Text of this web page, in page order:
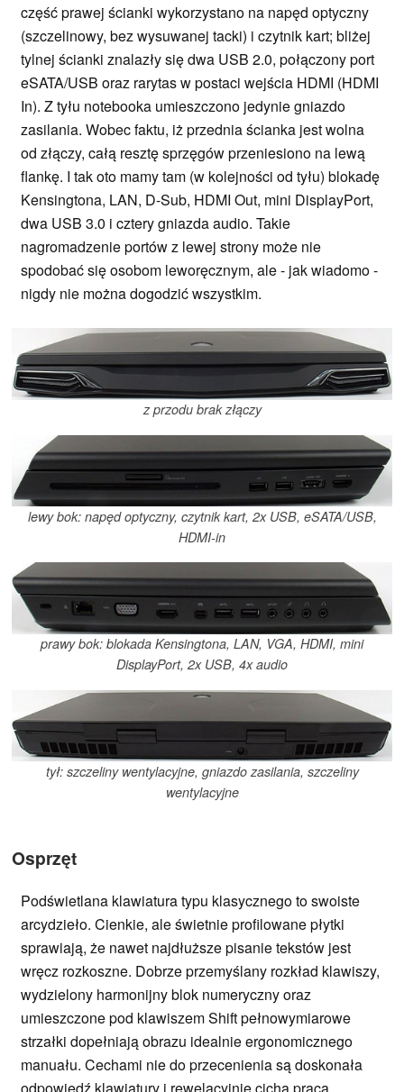
część prawej ścianki wykorzystano na napęd optyczny
(szczelinowy, bez wysuwanej tacki) i czytnik kart; bliżej
tylnej ścianki znalazły się dwa USB 2.0, połączony port
eSATA/USB oraz rarytas w postaci wejścia HDMI (HDMI
In). Z tyłu notebooka umieszczono jedynie gniazdo
zasilania. Wobec faktu, iż przednia ścianka jest wolna
od złączy, całą resztę sprzęgów przeniesiono na lewą
flankę. I tak oto mamy tam (w kolejności od tyłu) blokadę
Kensingtona, LAN, D-Sub, HDMI Out, mini DisplayPort,
dwa USB 3.0 i cztery gniazda audio. Takie
nagromadzenie portów z lewej strony może nie
spodobać się osobom leworęcznym, ale - jak wiadomo -
nigdy nie można dogodzić wszystkim.
z przodu brak złączy
lewy bok: napęd optyczny, czytnik kart, 2x USB, eSATA/USB,
HDMI-in
prawy bok: blokada Kensingtona, LAN, VGA, HDMI, mini
DisplayPort, 2x USB, 4x audio
tył: szczeliny wentylacyjne, gniazdo zasilania, szczeliny
wentylacyjne
Osprzęt
Podświetlana klawiatura typu klasycznego to swoiste
arcydzieło. Cienkie, ale świetnie profilowane płytki
sprawiają, że nawet najdłuższe pisanie tekstów jest
wręcz rozkoszne. Dobrze przemyślany rozkład klawiszy,
wydzielony harmonijny blok numeryczny oraz
umieszczone pod klawiszem Shift pełnowymiarowe
strzałki dopełniają obrazu idealnie ergonomicznego
manuału. Cechami nie do przecenienia są doskonała